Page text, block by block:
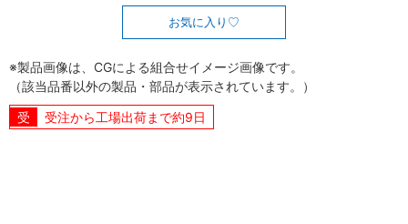
お気に入り
※製品画像は、CGによる組合せイメージ画像です。
（該当品番以外の製品・部品が表示されています。）
受注から工場出荷まで約9日